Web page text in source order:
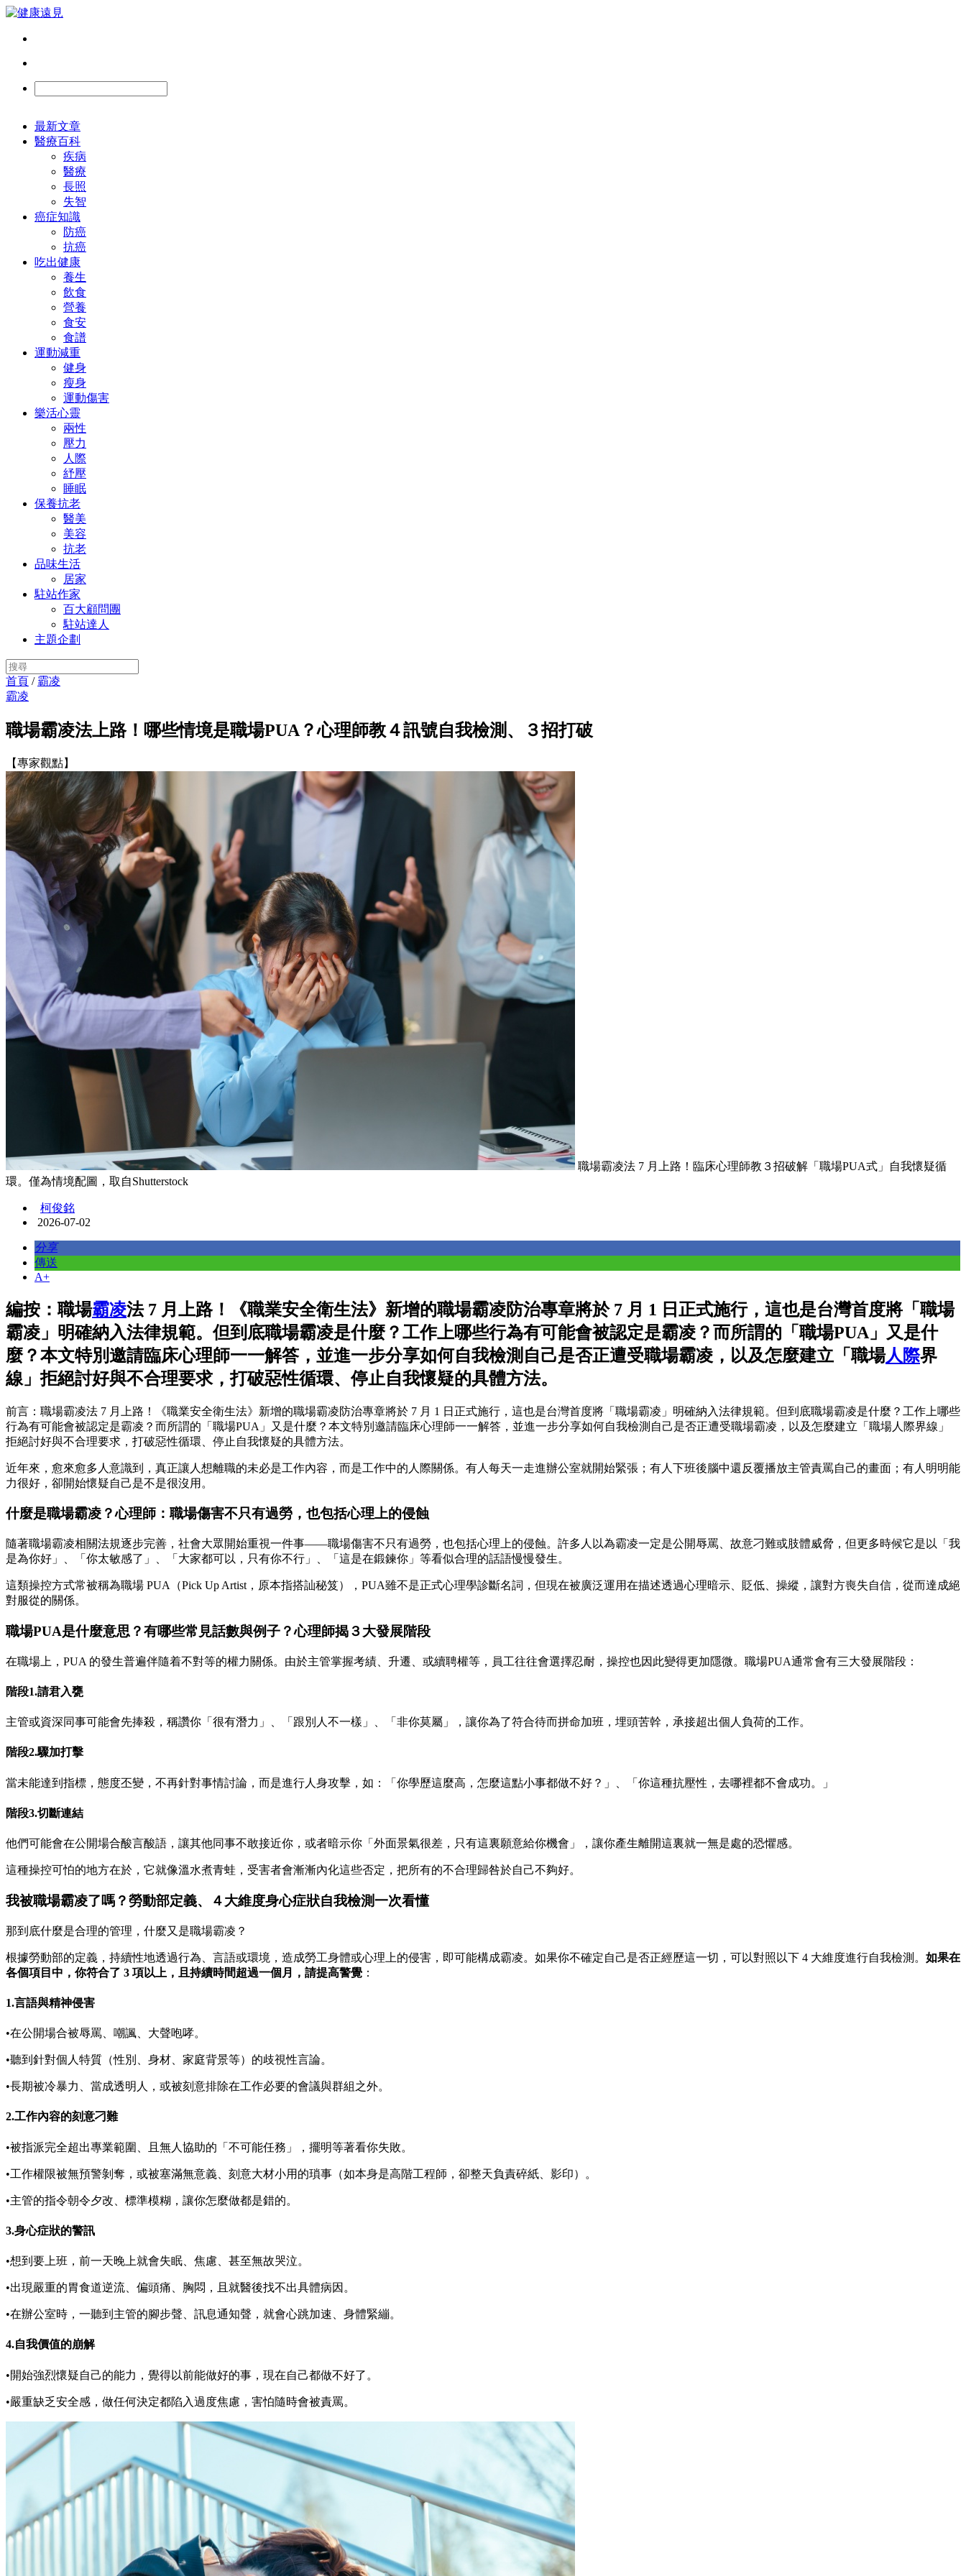
最新文章
醫療百科
疾病
醫療
長照
失智
癌症知識
防癌
抗癌
吃出健康
養生
飲食
營養
食安
食譜
運動減重
健身
瘦身
運動傷害
樂活心靈
兩性
壓力
人際
紓壓
睡眠
保養抗老
醫美
美容
抗老
品味生活
居家
駐站作家
百大顧問團
駐站達人
主題企劃
首頁 / 霸凌
霸凌
職場霸凌法上路！哪些情境是職場PUA？心理師教４訊號自我檢測、３招打破
【專家觀點】
職場霸凌法 7 月上路！臨床心理師教３招破解「職場PUA式」自我懷疑循
環。僅為情境配圖，取自Shutterstock
柯俊銘
2026-07-02
分享
傳送
A+
編按：職場霸凌法 7 月上路！《職業安全衛生法》新增的職場霸凌防治專章將於 7 月 1 日正式施行，這也是台灣首度將「職場
霸凌」明確納入法律規範。但到底職場霸凌是什麼？工作上哪些行為有可能會被認定是霸凌？而所謂的「職場PUA」又是什
麼？本文特別邀請臨床心理師一一解答，並進一步分享如何自我檢測自己是否正遭受職場霸凌，以及怎麼建立「職場人際界
線」拒絕討好與不合理要求，打破惡性循環、停止自我懷疑的具體方法。
前言：職場霸凌法 7 月上路！《職業安全衛生法》新增的職場霸凌防治專章將於 7 月 1 日正式施行，這也是台灣首度將「職場霸凌」明確納入法律規範。但到底職場霸凌是什麼？工作上哪些
行為有可能會被認定是霸凌？而所謂的「職場PUA」又是什麼？本文特別邀請臨床心理師一一解答，並進一步分享如何自我檢測自己是否正遭受職場霸凌，以及怎麼建立「職場人際界線」
拒絕討好與不合理要求，打破惡性循環、停止自我懷疑的具體方法。
近年來，愈來愈多人意識到，真正讓人想離職的未必是工作內容，而是工作中的人際關係。有人每天一走進辦公室就開始緊張；有人下班後腦中還反覆播放主管責罵自己的畫面；有人明明能
力很好，卻開始懷疑自己是不是很沒用。
什麼是職場霸凌？心理師：職場傷害不只有過勞，也包括心理上的侵蝕
隨著職場霸凌相關法規逐步完善，社會大眾開始重視一件事——職場傷害不只有過勞，也包括心理上的侵蝕。許多人以為霸凌一定是公開辱罵、故意刁難或肢體威脅，但更多時候它是以「我
是為你好」、「你太敏感了」、「大家都可以，只有你不行」、「這是在鍛鍊你」等看似合理的話語慢慢發生。
這類操控方式常被稱為職場 PUA（Pick Up Artist，原本指搭訕秘笈），PUA雖不是正式心理學診斷名詞，但現在被廣泛運用在描述透過心理暗示、貶低、操縱，讓對方喪失自信，從而達成絕
對服從的關係。
職場PUA是什麼意思？有哪些常見話數與例子？心理師揭３大發展階段
在職場上，PUA 的發生普遍伴隨着不對等的權力關係。由於主管掌握考績、升遷、或續聘權等，員工往往會選擇忍耐，操控也因此變得更加隱微。職場PUA通常會有三大發展階段：
階段1.請君入甕
主管或資深同事可能會先捧殺，稱讚你「很有潛力」、「跟別人不一樣」、「非你莫屬」，讓你為了符合待而拼命加班，埋頭苦幹，承接超出個人負荷的工作。
階段2.驟加打擊
當未能達到指標，態度丕變，不再針對事情討論，而是進行人身攻擊，如：「你學歷這麼高，怎麼這點小事都做不好？」、「你這種抗壓性，去哪裡都不會成功。」
階段3.切斷連結
他們可能會在公開場合酸言酸語，讓其他同事不敢接近你，或者暗示你「外面景氣很差，只有這裏願意給你機會」，讓你產生離開這裏就一無是處的恐懼感。
這種操控可怕的地方在於，它就像溫水煮青蛙，受害者會漸漸內化這些否定，把所有的不合理歸咎於自己不夠好。
我被職場霸凌了嗎？勞動部定義、４大維度身心症狀自我檢測一次看懂
那到底什麼是合理的管理，什麼又是職場霸凌？
根據勞動部的定義，持續性地透過行為、言語或環境，造成勞工身體或心理上的侵害，即可能構成霸凌。如果你不確定自己是否正經歷這一切，可以對照以下 4 大維度進行自我檢測。 如果在
各個項目中，你符合了 3 項以上，且持續時間超過一個月，請提高警覺 ：
1.言語與精神侵害
•在公開場合被辱罵、嘲諷、大聲咆哮。
•聽到針對個人特質（性別、身材、家庭背景等）的歧視性言論。
•長期被冷暴力、當成透明人，或被刻意排除在工作必要的會議與群組之外。
2.工作內容的刻意刁難
•被指派完全超出專業範圍、且無人協助的「不可能任務」，擺明等著看你失敗。
•工作權限被無預警剝奪，或被塞滿無意義、刻意大材小用的瑣事（如本身是高階工程師，卻整天負責碎紙、影印）。
•主管的指令朝令夕改、標準模糊，讓你怎麼做都是錯的。
3.身心症狀的警訊
•想到要上班，前一天晚上就會失眠、焦慮、甚至無故哭泣。
•出現嚴重的胃食道逆流、偏頭痛、胸悶，且就醫後找不出具體病因。
•在辦公室時，一聽到主管的腳步聲、訊息通知聲，就會心跳加速、身體緊繃。
4.自我價值的崩解
•開始強烈懷疑自己的能力，覺得以前能做好的事，現在自己都做不好了。
•嚴重缺乏安全感，做任何決定都陷入過度焦慮，害怕隨時會被責罵。